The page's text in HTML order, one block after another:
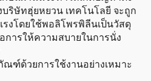
ริษัทฮุ่ยหยวน เทคโนโลยี จะถูก
งโดยใช้พอลิโพรพิลีนเป็นวัสดุ
ารให้ความสบายในการนั่ง
ฑ์ด้วยการใช้งานอย่างเหมาะ